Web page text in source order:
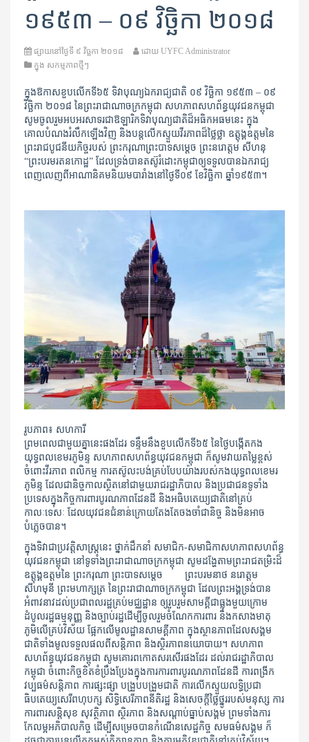
១៩៥៣ – ០៩ វិច្ឆិកា ២០១៨
ផ្សាយនៅថ្ងៃទី ៩ វិច្ឆកា ២០១៨ ដោយ UYFC Administrator
ក្នុង សកម្មភាពថ្មីៗ
ក្នុងឱកាសខួបលើកទី៦៥ ទិវាបុណ្យឯករាជ្យជាតិ ០៩ វិច្ឆិកា ១៩៥៣ – ០៩
វិច្ឆិកា ២០១៨ នៃព្រះរាជា​ណាចក្រ​កម្ពុជា សហភាព​សហព័ន្ធយុវជនកម្ពុជា
សូមចូលរួមអបអរសាទរ​ជា​ឱឡារិកទិវាបុណ្យជាតិ​ដ៏អធិកអធមនេះ ក្នុង
គោលបំណងរំលឹកឡើងវិញ និងបន្ត​លើក​ស្ទួយ​វីរភាពដ៏ថ្លៃថ្លា ឧត្តុង្គឧត្តម​​នៃ
ព្រះរាជ​បូជនីយ​កិច្ចរបស់ ព្រះករុណាព្រះបាទសម្តេច ព្រះនរោត្តម សីហនុ
“ព្រះបរមរតនកោដ្ឋ” ដែលទ្រង់បាន​​តស៊ូរំដោះកម្ពុជា​ឲ្យទទួល​បាន​ឯករាជ្យ
ពេញលេញពី​អាណា​និគមនិយមបារាំងនៅថ្ងៃទី០៩ ខែវិច្ឆិកា ឆ្នាំ១៩៥៣។
រូបភាព៖ សហការី​
ព្រមពេលជាមួយគ្នានេះផងដែរ ទន្ទឹមនឹងខួបលើកទី៦៥ នៃថ្ងៃបង្កើតកង
យុទ្ធពលខេមរភូមិន្ទ សហភាព​សហព័ន្ធយុវជនកម្ពុជា ក៏​សូម​វាយ​តម្លៃ​ខ្ពស់
ចំពោះវីរភាព ពលិកម្ម ការតស៊ូលះបង់គ្រប់បែបយ៉ាងរបស់​កង​យុទ្ធពល​ខេមរ
ភូមិន្ទ ដែល​ជានិច្ចកាល​ស្ថិតនៅ​ជាមួយ​រាជរដ្ឋាភិបាល និងប្រជាជន​ទូទាំង
ប្រទេស​ក្នុង​កិច្ចការពារបូរណភាព​ដែនដី និងអធិបតេយ្យជាតិនៅគ្រប់
កាលៈទេសៈ ដែលយុវជន​​ជំនាន់​ក្រោយតែងតែចងចាំ​ជានិច្ច និងមិនអាច
បំភ្លេចបាន។
ក្នុងទិវាជាប្រវត្តិសាស្ត្រនេះ ថ្នាក់ដឹកនាំ សមាជិក-សមាជិកា​សហភាពសហព័ន្ធ
យុវជន​កម្ពុជា នៅទូទាំងព្រះរាជាណាចក្រកម្ពុជា សូម​ដង្ហែ​តាម​​ព្រះរាជតម្រិះ​ដ៏
ឧត្តុង្គឧត្តមនៃ ព្រះករុណា ព្រះបាទ​សម្តេច ព្រះបរមនាថ នរោត្តម
សីហមុនី ព្រះមហាក្សត្រ នៃ​ព្រះរាជាណាចក្រកម្ពុជា ដែលព្រះអង្គទ្រង់​បាន
អំពាវនាវ​ដល់​ប្រជាពលរដ្ឋ​គ្រប់មជ្ឈដ្ឋាន ឲ្យរួបរួមសាមគ្គីជាធ្លុងមួយក្រោម​
ដំបូល​រដ្ឋធម្ម​នុញ្ញ និងច្បាប់រដ្ឋដើម្បី​ចូលរួមចំណែកការពារ និងកសាងមាតុ
ភូមិលើគ្រប់វិស័យ ផ្អែកលើមូលដ្ឋាន​សាមគ្គីភាព ក្នុង​ស្ថានភាពដែលសង្គម​
ជាតិ​​ទាំងមូល​ទទួលផលពីសន្តិភាព និងស្ថិរភាពនយោបាយ។ សហភាព
សហព័ន្ធ​យុវជន​កម្ពុជា សូមគោរព​កោត​សរសើរ​ផងដែរ ដល់​រាជរដ្ឋាភិបាល
កម្ពុជា ចំពោះកិច្ចខិតខំប្រឹងប្រែងក្នុងការការពារបូរណភាពដែនដី ការពង្រីក​
វប្បធម៌សន្តិភាព ការផ្សះផ្សា បង្រួប​បង្រួម​ជាតិ ​ការលើកស្ទួយលទ្ធិប្រជា
ធិបតេយ្យសេរីពហុបក្ស សិទ្ធិសេរីភាពនីតិរដ្ឋ និង​សេចក្តី​ថ្លៃថ្នូររបស់មនុស្ស ការ
ការពារសន្តិសុខ សុវត្ថិភាព ស្ថិរភាព និងសណ្តាប់ធ្នាប់សង្គម ព្រមទាំងការ
កែលម្អ​អភិបាលកិច្ច ដើម្បីសម្រេចបានកំណើនសេដ្ឋកិច្ច សមធម៌សង្គម ក៏